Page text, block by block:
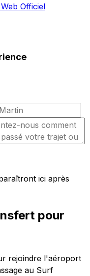
Officiel
ici après
pour
rejoindre l'aéroport
au Surf